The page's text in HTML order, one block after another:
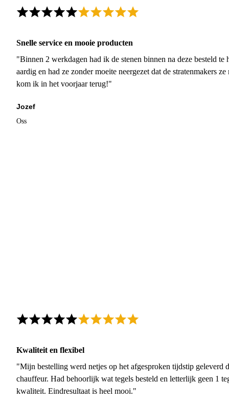
Snelle service en mooie producten
"Binnen 2 werkdagen had ik de stenen binnen na deze besteld
aardig en had ze zonder moeite neergezet dat de stratenmakers
kom ik in het voorjaar terug!"
Jozef
Oss
Kwaliteit en flexibel
"Mijn bestelling werd netjes op het afgesproken tijdstip geleverd
chauffeur. Had behoorlijk wat tegels besteld en letterlijk geen 1
kwaliteit. Eindresultaat is heel mooi."